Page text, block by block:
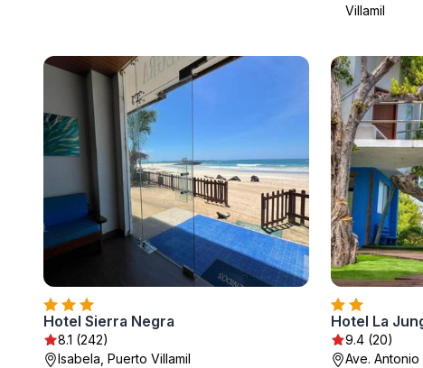
Villamil
Hotel Sierra Negra
8.1 (242)
Isabela, Puerto Villamil
Hotel La
9.4 (20)
Ave. Antonio